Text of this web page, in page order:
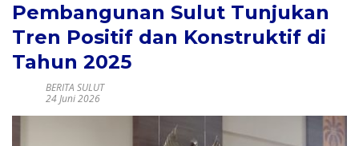
Pembangunan Sulut Tunjukan
Tren Positif dan Konstruktif di
Tahun 2025
BERITA SULUT
24 Juni 2026